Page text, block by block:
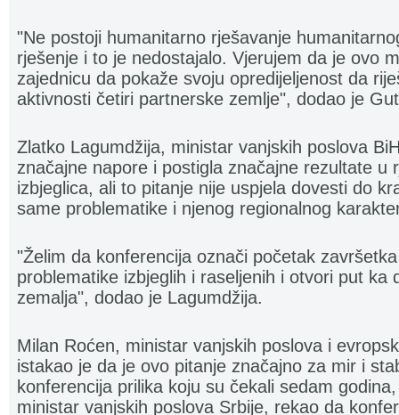
"Ne postoji humanitarno rješavanje
rješenje i to je nedostajalo. Vjerujem da je ovo
zajednicu da pokaže svoju opredijeljenost da
aktivnosti četiri partnerske zemlje", dodao je
Zlatko Lagumdžija, ministar vanjskih poslova
značajne napore i postigla značajne rezultate u
izbjeglica, ali to pitanje nije uspjela dovesti do
same problematike i njenog regionalnog
"Želim da konferencija označi početak
problematike izbjeglih i raseljenih i otvori put ka
zemalja", dodao je Lagumdžija.
Milan Roćen, ministar vanjskih poslova i
istakao je da je ovo pitanje značajno za mir i
konferencija prilika koju su čekali sedam
ministar vanjskih poslova Srbije, rekao da